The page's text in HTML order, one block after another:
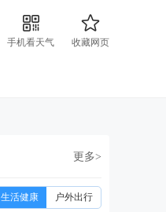
手机看天气
收藏网页
周一 周二
更多>
生活健康 户外出行